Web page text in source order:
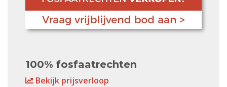
100% fosfaatrechten
Bekijk prijsverloop